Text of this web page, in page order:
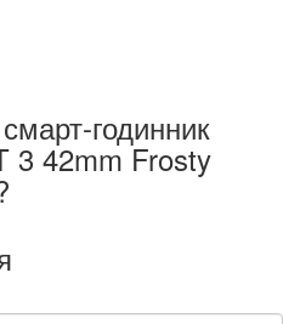
годинник
3 42mm Frosty